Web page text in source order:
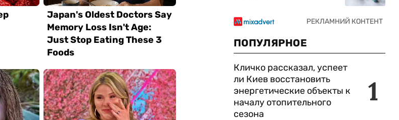
ПОПУЛЯРНОЕ
1
Кличко рассказал, успеет
ли Киев восстановить
энергетические объекты к
началу отопительного
сезона